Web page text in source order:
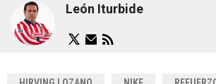
León Iturbide